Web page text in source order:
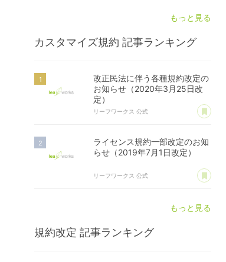
もっと見る
カスタマイズ規約 記事ランキング
改正民法に伴う各種規約改定の
お知らせ（2020年3月25日改
定）
リーフワークス 公式 あ
ライセンス規約一部改定のお知
らせ（2019年7月1日改定）
リーフワークス 公式 あ
もっと見る
規約改定 記事ランキング